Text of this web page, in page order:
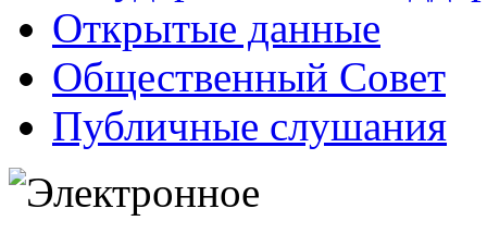
Открытые данные
Общественный Совет
Публичные слушания